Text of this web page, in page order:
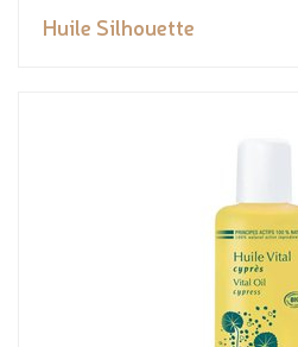
Huile Silhouette